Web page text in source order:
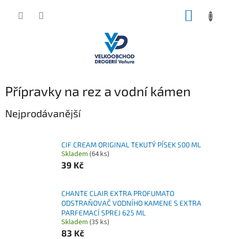
Přípravky na rez a vodní kámen
Nejprodávanější
CIF CREAM ORIGINAL TEKUTÝ PÍSEK 500 ML
Skladem (64 ks)
39 Kč
CHANTE CLAIR EXTRA PROFUMATO
ODSTRAŇOVAČ VODNÍHO KAMENE S EXTRA
PARFEMACÍ SPREJ 625 ML
Skladem (35 ks)
83 Kč